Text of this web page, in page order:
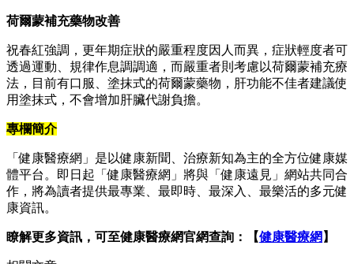
荷爾蒙補充藥物改善
祝春紅強調，更年期症狀的嚴重程度因人而異，症狀輕度者可
透過運動、規律作息調調適，而嚴重者則考慮以荷爾蒙補充療
法，目前有口服、塗抹式的荷爾蒙藥物，肝功能不佳者建議使
用塗抹式，不會增加肝臟代謝負擔。
專欄簡介
「健康醫療網」是以健康新聞、治療新知為主的全方位健康媒
體平台。即日起「健康醫療網」將與「健康遠見」網站共同合
作，將為讀者提供最專業、最即時、最深入、最樂活的多元健
康資訊。
瞭解更多資訊，可至健康醫療網官網查詢：【健康醫療網 】